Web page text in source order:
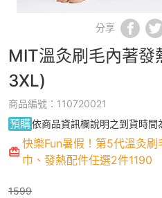
分享
MIT溫灸刷毛內著發
3XL)
商品編號：110720021
預購依商品資訊欄說明之到貨時間
快樂Fun暑假！第5代溫灸
巾、發熱配件任選2件1190
1599